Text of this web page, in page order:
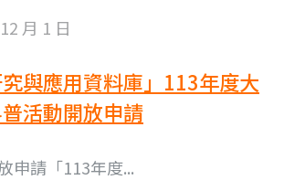
月 1 日
究與應用資料庫」113年度大
活動開放申請
申請「113年度...